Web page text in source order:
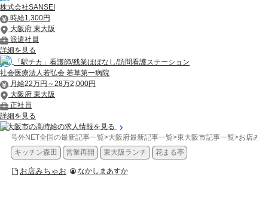
株式会社SANSEI
時給1,300円
大阪府 東大阪
派遣社員
詳細を見る
「駅チカ」看護師/残業ほぼなし/訪問看護ステーション
社会医療法人若弘会 若草第一病院
月給22万円～28万2,000円
大阪府 東大阪
正社員
詳細を見る
東大阪市の高時給の求人情報を見る
号外NET全国の最新記事一覧>大阪府最新記事一覧>東大阪市記事一覧>お店み
キッチン森田
営業再開 東大阪ランチ 花まる亭
お店みちゃお なかしまあすか